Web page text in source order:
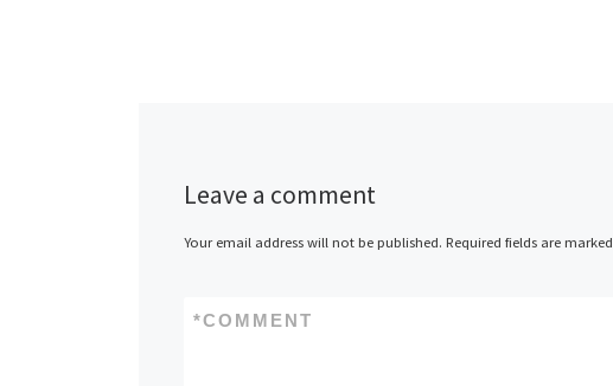
Leave a comment
Your email address will not be published. Required fields are marked
COMMENT
*